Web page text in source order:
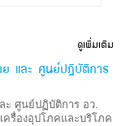
ดูเพิ่มเติม
และ ศูนย์ปฏิบัติการ
ะ ศูนย์ปฏิบัติการ อว.
ครื่องอุปโภคและบริโภค